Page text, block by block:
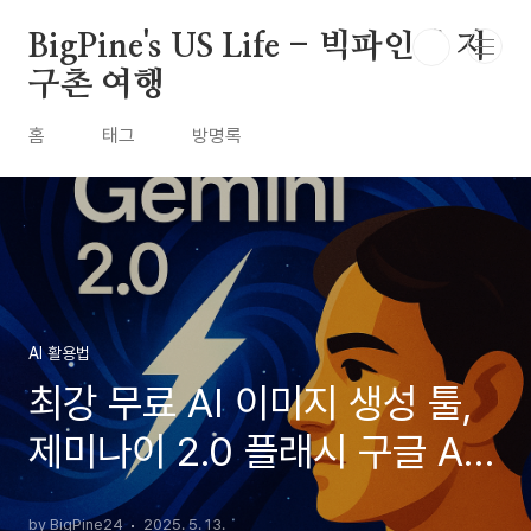
BigPine's US Life - 빅파인의 지
구촌 여행
홈 태그 방명록
AI 활용법
최강 무료 AI 이미지 생성 툴,
제미나이 2.0 플래시 구글 AI
로 이미지 생성과 편집을 무료
by BigPine24 2025. 5. 13.